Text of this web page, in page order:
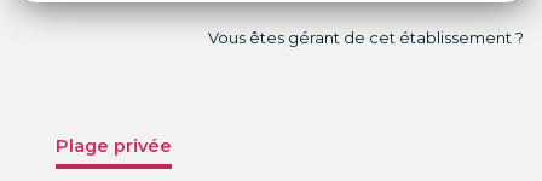
Vous êtes gérant de cet établissement ?
Plage privée